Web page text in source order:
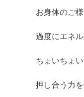
お身体のご
過度にエネ
ちょいちょ
押し合う力